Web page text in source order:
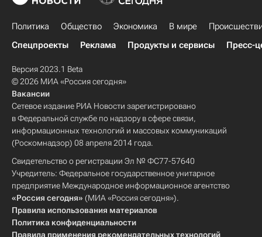
Политика Общество Экономика В мире
Спецпроекты
Реклама Продукты и сервисы Пресс-
Версия 2023.1 Beta
© 2026 МИА «Россия сегодня»
Вакансии
Сетевое издание РИА Новости зарегистрировано
в Федеральной службе по надзору в сфере связи,
информационных технологий и массовых коммуникаций
(Роскомнадзор) 08 апреля 2014 года.
Свидетельство о регистрации Эл № ФС77-57640
Учредитель: Федеральное государственное унитарное
предприятие Международное информационное агентство
«Россия сегодня» (МИА «Россия сегодня»).
Правила использования материалов
Политика конфиденциальности
Правила применения рекомендательных технологий